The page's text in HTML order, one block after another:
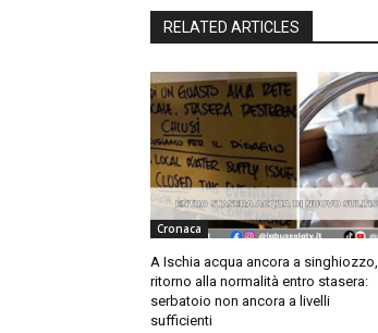
RELATED ARTICLES
Cronaca
A Ischia acqua ancora a singhiozzo,
ritorno alla normalità entro stasera:
serbatoio non ancora a livelli
sufficienti